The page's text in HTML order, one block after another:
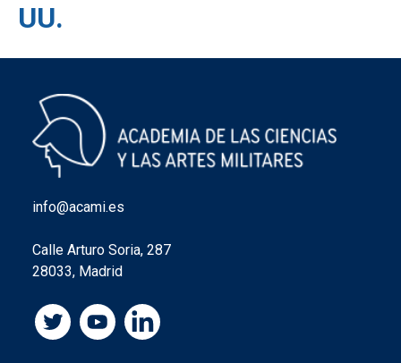
UU.
info@acami.es
Calle Arturo Soria, 287
28033, Madrid